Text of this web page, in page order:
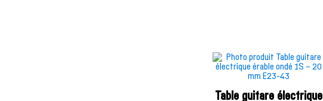
Table guitare électrique